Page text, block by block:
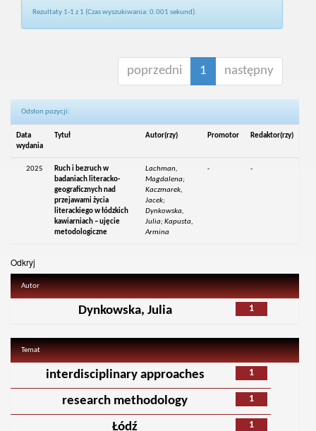
Rezultaty 1-1 z 1 (Czas wyszukiwania: 0.001 sekund).
poprzedni 1 następny
Odsłon pozycji:
Data
wydania
Tytuł Autor(rzy) Promotor Redaktor(rzy)
2025
Ruch i bezruch w
badaniach literacko-
geograficznych nad
przejawami życia
literackiego w łódzkich
kawiarniach – ujęcie
metodologiczne
Lachman,
Magdalena;
Kaczmarek,
Jacek;
Dynkowska,
Julia; Kapusta,
Armina
- -
Odkryj
Autor
1
Dynkowska, Julia
Temat
1
interdisciplinary approaches
1
research methodology
1
Łódź